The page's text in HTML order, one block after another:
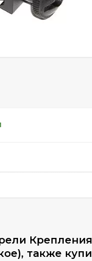
также